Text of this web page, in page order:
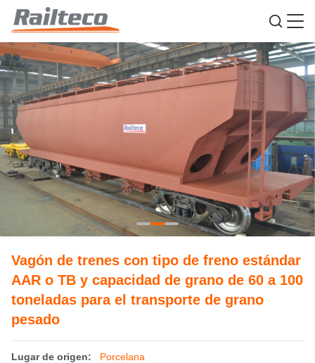
Vagón de trenes con tipo de freno estándar
AAR o TB y capacidad de grano de 60 a 100
toneladas para el transporte de grano
pesado
Lugar de origen: Porcelana